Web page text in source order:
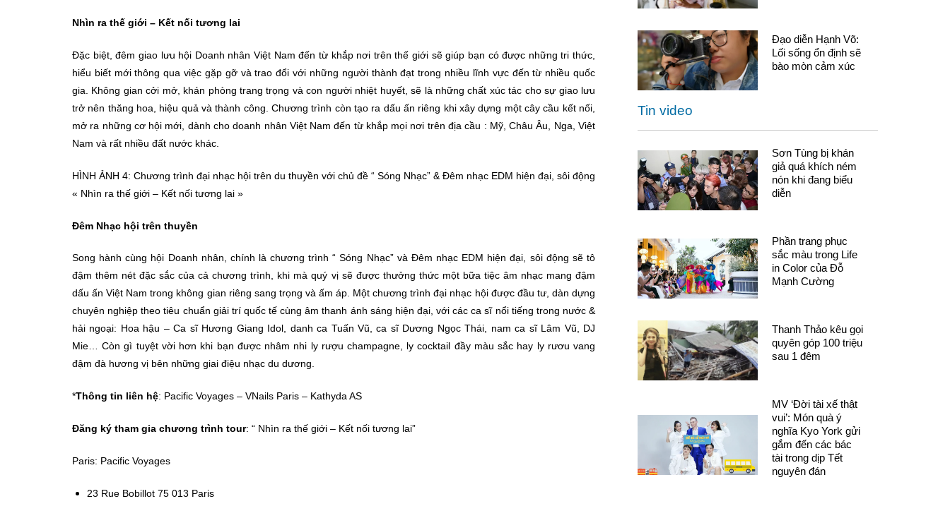
Nhìn ra thế giới – Kết nối tương lai
Đặc biệt, đêm giao lưu hội Doanh nhân Việt Nam đến từ khắp nơi trên thế giới sẽ giúp bạn có được những tri thức,
hiểu biết mới thông qua việc gặp gỡ và trao đổi với những người thành đạt trong nhiều lĩnh vực đến từ nhiều quốc
gia. Không gian cởi mở, khán phòng trang trọng và con người nhiệt huyết, sẽ là những chất xúc tác cho sự giao lưu
trở nên thăng hoa, hiệu quả và thành công. Chương trình còn tạo ra dấu ấn riêng khi xây dựng một cây cầu kết nối,
mở ra những cơ hội mới, dành cho doanh nhân Việt Nam đến từ khắp mọi nơi trên địa cầu : Mỹ, Châu Âu, Nga, Việt
Nam và rất nhiều đất nước khác.
HÌNH ẢNH 4: Chương trình đại nhạc hội trên du thuyền với chủ đề “ Sóng Nhạc” & Đêm nhạc EDM hiện đại, sôi động
« Nhìn ra thế giới – Kết nối tương lai »
Đêm Nhạc hội trên thuyền
Song hành cùng hội Doanh nhân, chính là chương trình “ Sóng Nhạc” và Đêm nhạc EDM hiện đại, sôi động sẽ tô
đậm thêm nét đặc sắc của cả chương trình, khi mà quý vị sẽ được thưởng thức một bữa tiệc âm nhạc mang đậm
dấu ấn Việt Nam trong không gian riêng sang trọng và ấm áp. Một chương trình đại nhạc hội được đầu tư, dàn dựng
chuyên nghiệp theo tiêu chuẩn giải trí quốc tế cùng âm thanh ánh sáng hiện đại, với các ca sĩ nổi tiếng trong nước &
hải ngoại: Hoa hậu – Ca sĩ Hương Giang Idol, danh ca Tuấn Vũ, ca sĩ Dương Ngọc Thái, nam ca sĩ Lâm Vũ, DJ
Mie… Còn gì tuyệt vời hơn khi bạn được nhâm nhi ly rượu champagne, ly cocktail đầy màu sắc hay ly rươu vang
đậm đà hương vị bên những giai điệu nhạc du dương.
*Thông tin liên hệ: Pacific Voyages – VNails Paris – Kathyda AS
Đăng ký tham gia chương trình tour: “ Nhìn ra thế giới – Kết nối tương lai”
Paris: Pacific Voyages
23 Rue Bobillot 75 013 Paris
Đạo diễn Hạnh Võ:
Lối sống ổn định sẽ
bào mòn cảm xúc
Tin video
Sơn Tùng bị khán
giả quá khích ném
nón khi đang biểu
diễn
Phần trang phục
sắc màu trong Life
in Color của Đỗ
Mạnh Cường
Thanh Thảo kêu gọi
quyên góp 100 triệu
sau 1 đêm
MV ‘Đời tài xế thật
vui’: Món quà ý
nghĩa Kyo York gửi
gắm đến các bác
tài trong dịp Tết
nguyên đán